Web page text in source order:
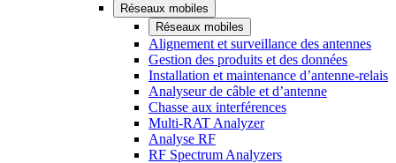
Réseaux mobiles
Réseaux mobiles
Alignement et surveillance des antennes
Gestion des produits et des données
Installation et maintenance d’antenne-relais
Analyseur de câble et d’antenne
Chasse aux interférences
Multi-RAT Analyzer
Analyse RF
RF Spectrum Analyzers